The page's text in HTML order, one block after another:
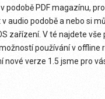
podobě PDF magazínu,
v audio podobě a nebo si
zařízení. V té najdete vše
používání v offline
nové verze 1.5 jsme pro